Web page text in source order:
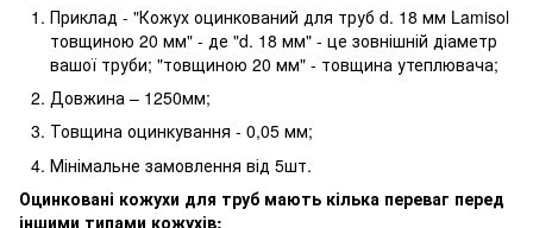
Приклад - "Кожух оцинкований для труб d. 18 мм Lamisol
товщиною 20 мм" - де "d. 18 мм" - це зовнішній діаметр
вашої труби; "товщиною 20 мм" - товщина утеплювача;
Довжина – 1250мм;
Товщина оцинкування - 0,05 мм;
Мінімальне замовлення від 5шт.
Оцинковані кожухи для труб мають кілька переваг перед
іншими типами кожухів: